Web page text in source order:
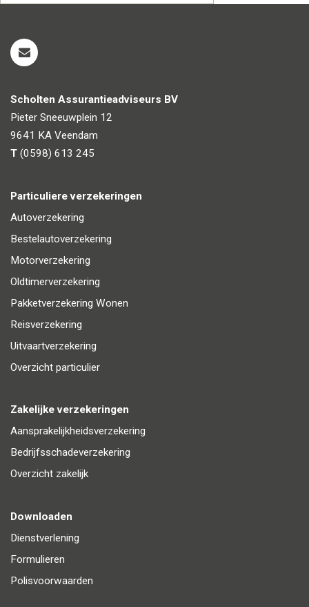
Scholten Assurantieadviseurs BV
Pieter Sneeuwplein 12
9641 KA Veendam
T (0598) 613 245
Particuliere verzekeringen
Autoverzekering
Bestelautoverzekering
Motorverzekering
Oldtimerverzekering
Pakketverzekering Wonen
Reisverzekering
Uitvaartverzekering
Overzicht particulier
Zakelijke verzekeringen
Aansprakelijkheidsverzekering
Bedrijfsschadeverzekering
Overzicht zakelijk
Downloaden
Dienstverlening
Formulieren
Polisvoorwaarden